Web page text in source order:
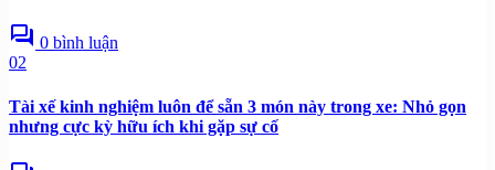
forum 0 bình luận
02
Tài xế kinh nghiệm luôn để sẵn 3 món này trong xe: Nhỏ gọn
nhưng cực kỳ hữu ích khi gặp sự cố